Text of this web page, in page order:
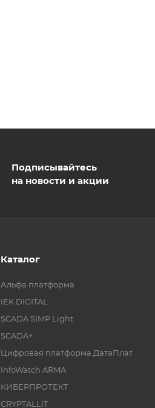
Подписывайтесь
на новости и акции
Каталог
Альфа платформа
IEK DIGITAL
SCADA SIMP Light
SCADA+
Цифровая платформа ДатаПлат
InfoWatch ARMA
КИБЕРПРОТЕКТ
CRYPTALLIT